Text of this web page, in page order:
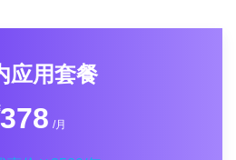
应用套餐
378 /月